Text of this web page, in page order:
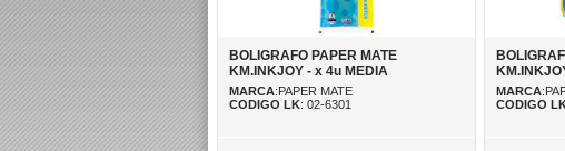
BOLIGRAFO PAPER MATE
KM.INKJOY - x 4u MEDIA
MARCA:PAPER MATE
CODIGO LK: 02-6301
MARCA
CODIGO